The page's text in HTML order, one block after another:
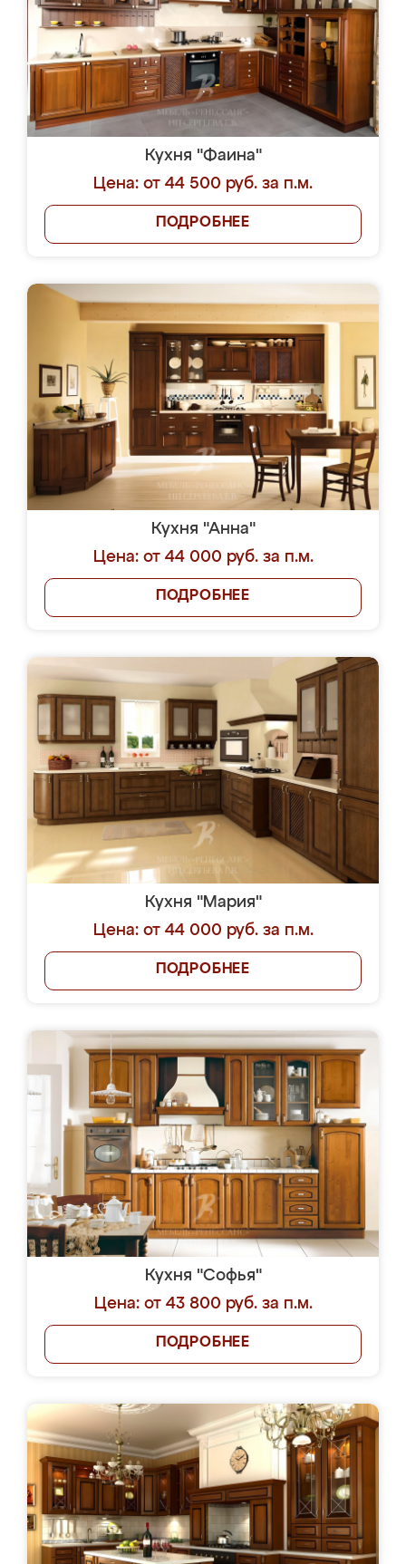
Кухня "Фаина"
Цена: от 44 500 руб. за п.м.
ПОДРОБНЕЕ
Кухня "Анна"
Цена: от 44 000 руб. за п.м.
ПОДРОБНЕЕ
Кухня "Мария"
Цена: от 44 000 руб. за п.м.
ПОДРОБНЕЕ
Кухня "Софья"
Цена: от 43 800 руб. за п.м.
ПОДРОБНЕЕ